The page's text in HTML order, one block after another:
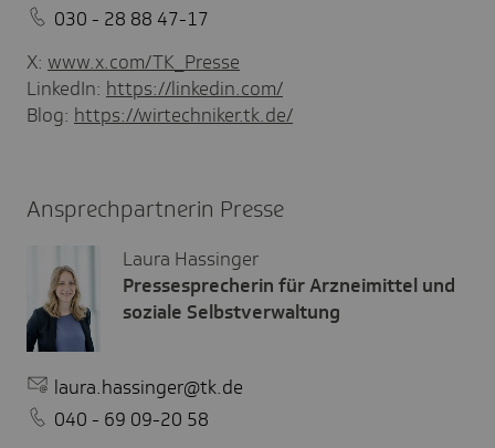
030 - 28 88 47-17
X: www.x.com/TK_Presse
LinkedIn: https://linkedin.com/
Blog: https://wirtechniker.tk.de/
Ansprechpartnerin Presse
Laura Hassinger
Pressesprecherin für Arzneimittel und
soziale Selbstverwaltung
laura.hassinger@tk.de
040 - 69 09-20 58